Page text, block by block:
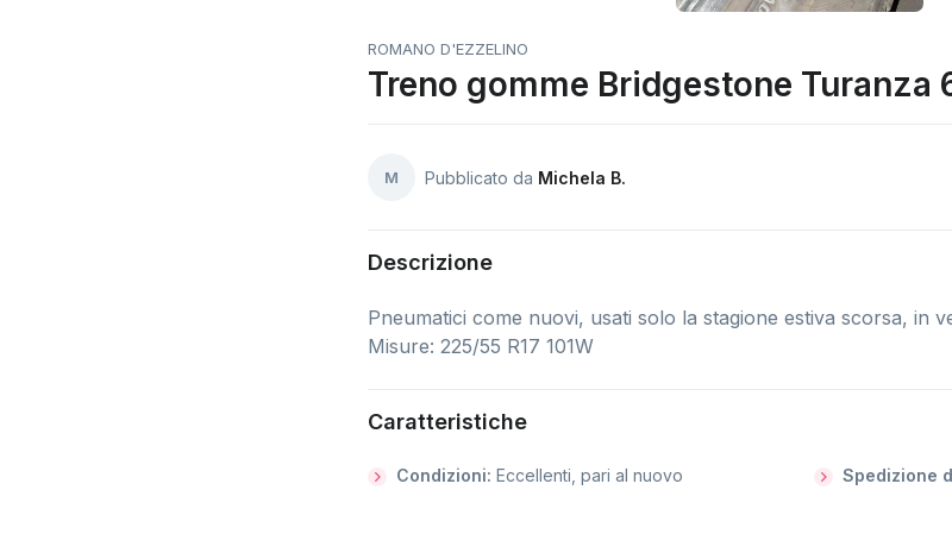
ROMANO D'EZZELINO
Treno gomme Bridgestone Turanza
M Pubblicato da Michela B.
Descrizione
Pneumatici come nuovi, usati solo la stagione estiva scorsa, in
Misure: 225/55 R17 101W
Caratteristiche
Condizioni:Eccellenti, pari al nuovo Spedizione